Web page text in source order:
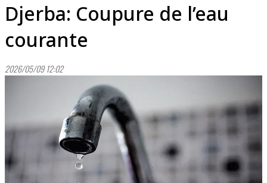
Djerba: Coupure de l’eau
courante
2026/05/09 12:02